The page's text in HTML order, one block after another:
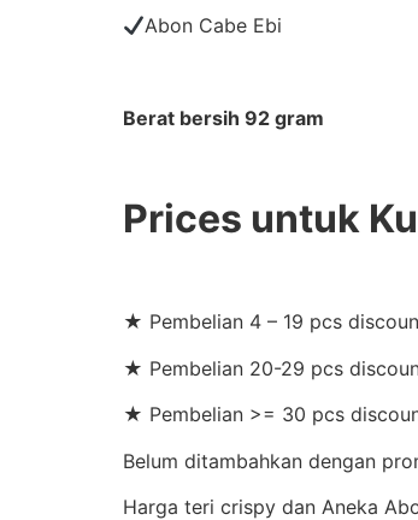
Abon Cabe Ebi
Berat bersih 92 gram
Prices untuk
★ Pembelian 4 – 19 pcs
★ Pembelian 20-29 pcs
★ Pembelian >= 30 pcs
Belum ditambahkan dengan
Harga teri crispy dan Aneka